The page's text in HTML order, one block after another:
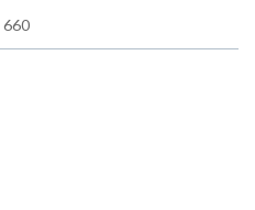
660